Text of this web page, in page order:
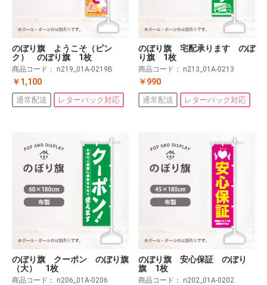
のぼり旗 ようこそ（ピン
ク） のぼり旗 1枚
商品コード： n219_01A-0219B
￥1,100
通常配送 レターパック対応
のぼり旗 宅配承ります のぼ
り旗 1枚
商品コード： n213_01A-0213
￥990
通常配送 レターパック対応
のぼり旗 クーポン のぼり旗
（大） 1枚
商品コード： n206_01A-0206
のぼり旗 安心保証 のぼり
旗 1枚
商品コード： n202_01A-0202